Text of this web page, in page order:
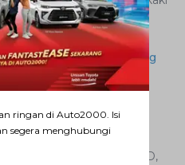
Fortuner 4x4 nan Garang
fungsi tuas smart
Fortuner tipe VRZ, TRD,
ringan di Auto2000. Isi
segera menghubungi